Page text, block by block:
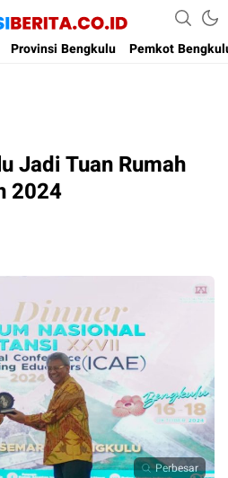
Berita
Provinsi Bengkulu Pemkot
Jadi Tuan Rumah
2024
Perbesar